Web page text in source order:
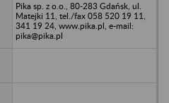
Pika sp. z o.o., 80-283 Gdańsk, ul.
Matejki 11, tel./fax 058 520 19 11,
341 19 24, www.pika.pl, e-mail:
pika@pika.pl